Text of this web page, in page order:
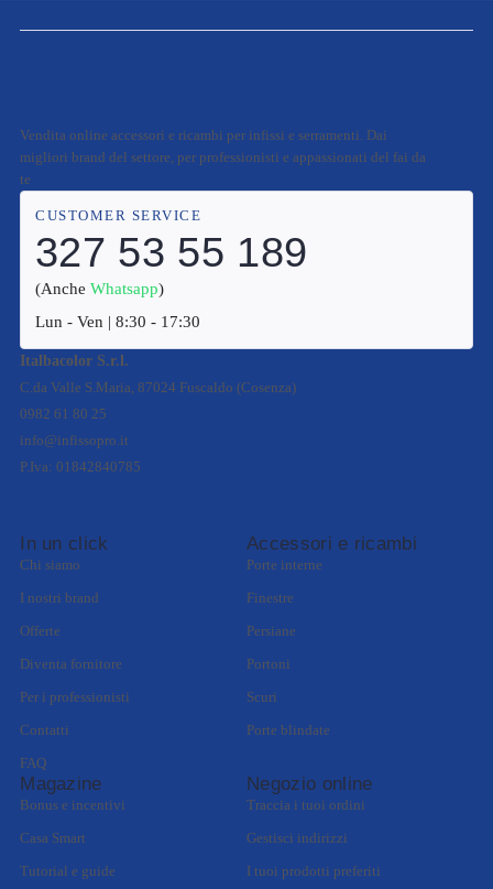
Vendita online accessori e ricambi per infissi e serramenti. Dai
migliori brand del settore, per professionisti e appassionati del fai da
te
CUSTOMER SERVICE
327 53 55 189
(AncheWhatsapp)
Lun - Ven | 8:30 - 17:30
Italbacolor S.r.l.
C.da Valle S.Maria, 87024 Fuscaldo (Cosenza)
0982 61 80 25
info@infissopro.it
P.Iva: 01842840785
In un click
Chi siamo
I nostri brand
Offerte
Diventa fornitore
Per i professionisti
Contatti
FAQ
Accessori e ricambi
Porte interne
Finestre
Persiane
Portoni
Scuri
Porte blindate
Magazine
Bonus e incentivi
Casa Smart
Tutorial e guide
Negozio online
Traccia i tuoi ordini
Gestisci indirizzi
I tuoi prodotti preferiti